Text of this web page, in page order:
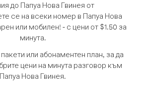
до Папуа Нова Гвинея от
се на всеки номер в Папуа Нова
или мобилен! - с цени от $1.50 за
минута.
или абонаментен план, за да
цени на минута разговор към
Папуа Нова Гвинея.